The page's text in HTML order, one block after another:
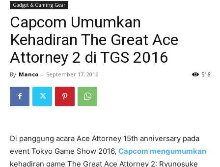
Gadget & Gaming Gear
Capcom Umumkan
Kehadiran The Great Ace
Attorney 2 di TGS 2016
By Manco - September 17, 2016 516
Di panggung acara Ace Attorney 15th anniversary pada
event Tokyo Game Show 2016, Capcom mengumumkan
kehadiran game The Great Ace Attorney 2: Ryunosuke